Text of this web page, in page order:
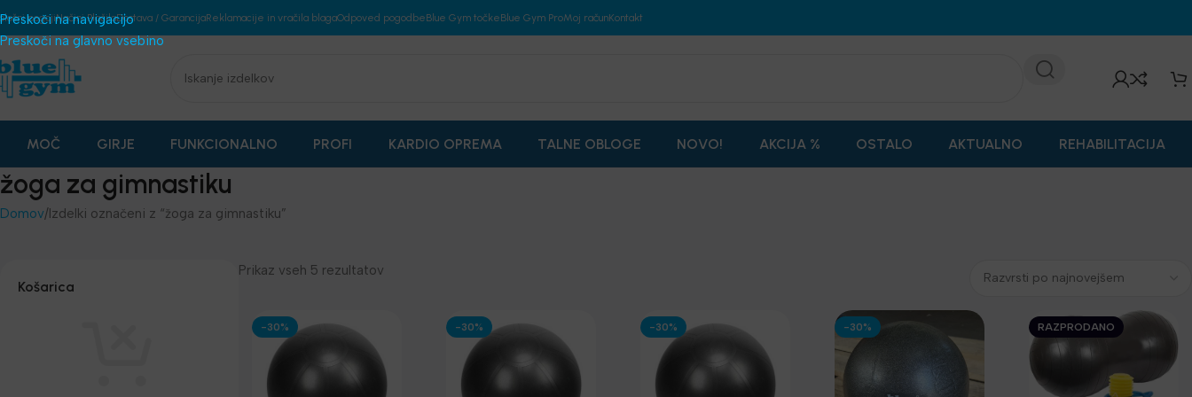
Preskoči na navigacijo
Preskoči na glavno vsebino
pogojiNačini PlačilaDostava / GarancijaReklamacije in vračila blagaOdpoved pogodbeBlue Gym točkeBlue Gym ProMoj računKontakt
MOČ GIRJE FUNKCIONALNO PROFI KARDIO OPREMA TALNE OBLOGE NOVO! AKCIJA % OSTALO AKTUALNO REHABILITACIJA
žoga za gimnastiku
Domov Izdelki označeni z “žoga za gimnastiku”
Košarica
Prikaz vseh 5 rezultatov
-30% -30% -30% -30% RAZPRODANO